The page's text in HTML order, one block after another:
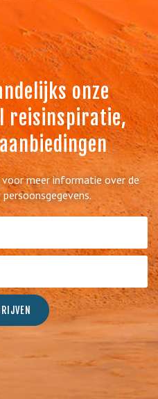
onze
reisinspiratie,
meer informatie over de